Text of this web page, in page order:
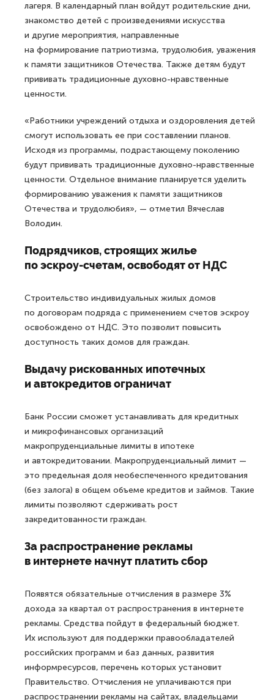
лагеря. В календарный план войдут родительские дни,
знакомство детей с произведениями искусства
и другие мероприятия, направленные
на формирование патриотизма, трудолюбия, уважения
к памяти защитников Отечества. Также детям будут
прививать традиционные духовно-нравственные
ценности.
«Работники учреждений отдыха и оздоровления детей
смогут использовать ее при составлении планов.
Исходя из программы, подрастающему поколению
будут прививать традиционные духовно-нравственные
ценности. Отдельное внимание планируется уделить
формированию уважения к памяти защитников
Отечества и трудолюбия», — отметил Вячеслав
Володин.
Подрядчиков, строящих жилье
по эскроу-счетам, освободят от НДС
Строительство индивидуальных жилых домов
по договорам подряда с применением счетов эскроу
освобождено от НДС. Это позволит повысить
доступность таких домов для граждан.
Выдачу рискованных ипотечных
и автокредитов ограничат
Банк России сможет устанавливать для кредитных
и микрофинансовых организаций
макропруденциальные лимиты в ипотеке
и автокредитовании. Макропруденциальный лимит —
это предельная доля необеспеченного кредитования
(без залога) в общем объеме кредитов и займов. Такие
лимиты позволяют сдерживать рост
закредитованности граждан.
За распространение рекламы
в интернете начнут платить сбор
Появятся обязательные отчисления в размере 3%
дохода за квартал от распространения в интернете
рекламы. Средства пойдут в федеральный бюджет.
Их используют для поддержки правообладателей
российских программ и баз данных, развития
информресурсов, перечень которых установит
Правительство. Отчисления не уплачиваются при
распространении рекламы на сайтах, владельцами